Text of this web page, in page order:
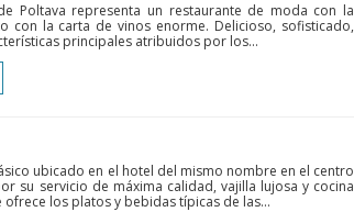
Poltava representa un restaurante de moda con la
con la carta de vinos enorme. Delicioso, sofisticado,
principales atribuidos por los...
ubicado en el hotel del mismo nombre en el centro
su servicio de máxima calidad, vajilla lujosa y cocina
ofrece los platos y bebidas típicas de las...